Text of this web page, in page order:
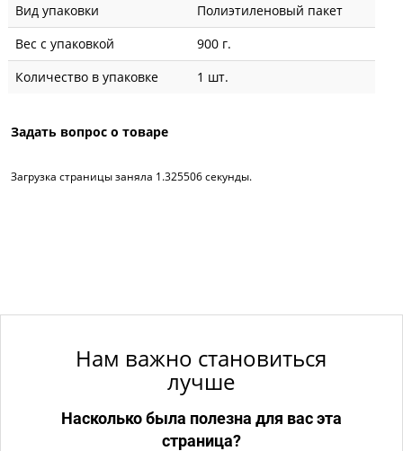
Вид упаковки
Полиэтиленовый пакет
Вес с упаковкой
900 г.
Количество в упаковке
1 шт.
Задать вопрос о товаре
Загрузка страницы заняла 1.325506 секунды.
Нам важно становиться
лучше
Насколько была полезна для вас эта
страница?